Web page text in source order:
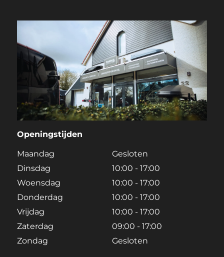
Openingstijden
Maandag
Gesloten
Dinsdag
10:00 - 17:00
Woensdag
10:00 - 17:00
Donderdag
10:00 - 17:00
Vrijdag
10:00 - 17:00
Zaterdag
09:00 - 17:00
Zondag
Gesloten